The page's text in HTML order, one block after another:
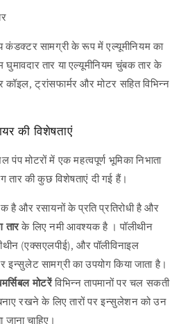
कंडक्टर सामग्री के रूप में एल्यूमीनियम का
तार या एल्यूमीनियम चुंबक तार के
ट्रांसफार्मर और मोटर सहित विभिन्न
की विशेषताएं
पंप मोटरों में एक महत्वपूर्ण भूमिका निभाता
तार की कुछ विशेषताएं दी गई हैं।
और रसायनों के प्रति प्रतिरोधी है और
तारके लिए नमी आवश्यक है । पॉलीथीन
(एक्सएलपीई), और पॉलीविनाइल
इन्सुलेट सामग्री का उपयोग किया जाता है।
मोटरेंविभिन्न तापमानों पर चल सकती
रखने के लिए तारों पर इन्सुलेशन को उन
जाना चाहिए।